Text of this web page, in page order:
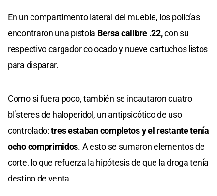
En un compartimento lateral del mueble, los policías
encontraron una pistola Bersa calibre .22,con su
respectivo cargador colocado y nueve cartuchos listos
para disparar.
Como si fuera poco, también se incautaron cuatro
blísteres de haloperidol, un antipsicótico de uso
controlado:tres estaban completos y el restante tenía
ocho comprimidos. A esto se sumaron elementos de
corte, lo que refuerza la hipótesis de que la droga tenía
destino de venta.